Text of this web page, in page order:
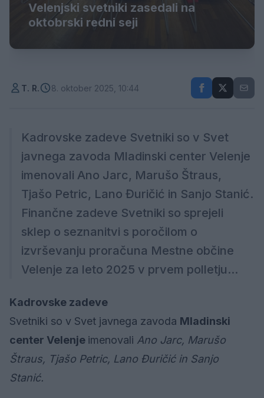
Velenjski svetniki zasedali na
oktobrski redni seji
T. R. 8. oktober 2025, 10:44
Kadrovske zadeve Svetniki so v Svet
javnega zavoda Mladinski center Velenje
imenovali Ano Jarc, Marušo Štraus,
Tjašo Petric, Lano Đuričić in Sanjo Stanić.
Finančne zadeve Svetniki so sprejeli
sklep o seznanitvi s poročilom o
izvrševanju proračuna Mestne občine
Velenje za leto 2025 v prvem polletju...
Kadrovske zadeve
Svetniki so v Svet javnega zavoda Mladinski
center Velenje imenovali Ano Jarc, Marušo
Štraus, Tjašo Petric, Lano Đuričić in Sanjo
Stanić.